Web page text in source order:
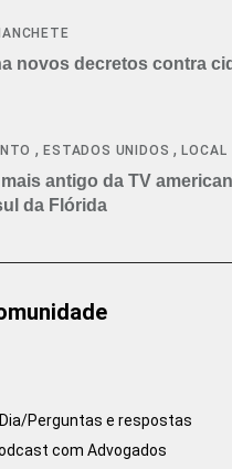
novos decretos contra
,ESTADOS UNIDOS ,LOCAL
antigo da TV
da Flórida
Perguntas e respostas
com Advogados